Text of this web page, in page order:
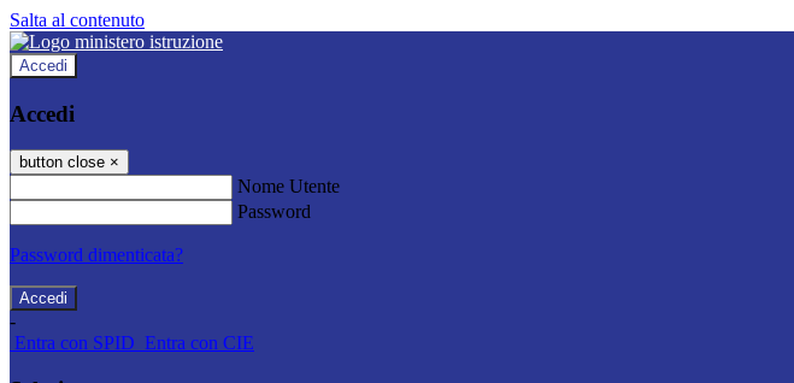
Salta al contenuto
Accedi
Accedi
button close ×
Nome Utente
Password
Password dimenticata?
-
Entra con SPID Entra con CIE